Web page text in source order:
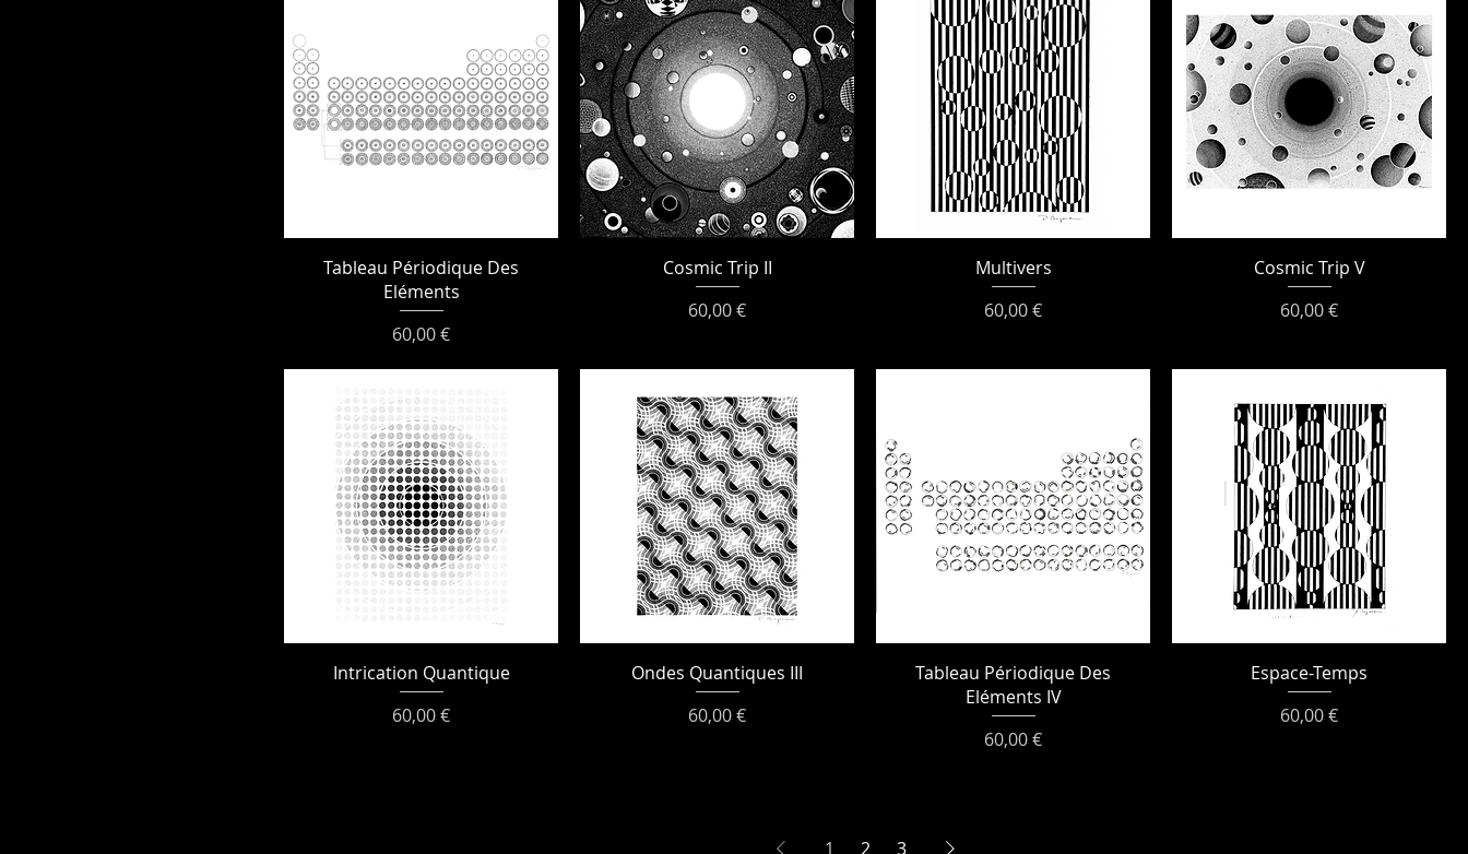
Tableau Périodique Des
Eléments
Prix
60,00 €
Cosmic Trip II
Prix
60,00 €
Multivers
Prix
60,00 €
Cosmic Trip V
Prix
60,00 €
Intrication Quantique
Prix
60,00 €
Ondes Quantiques III
Prix
60,00 €
Tableau Périodique Des
Eléments IV
Prix
60,00 €
Espace-Temps
Prix
60,00 €
1 2 3